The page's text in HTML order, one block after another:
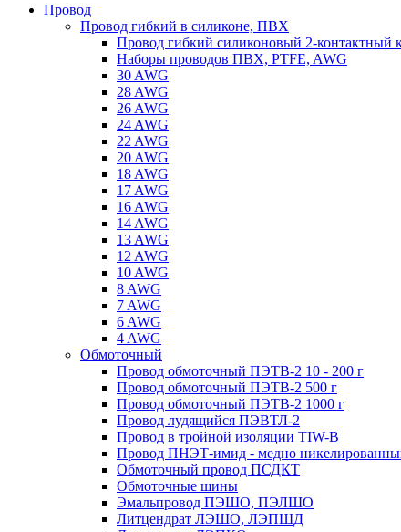
Провод
Провод гибкий в силиконе, ПВХ
Провод гибкий силиконовый 2-контактный
Наборы проводов ПВХ, PTFE, AWG
30 AWG
28 AWG
26 AWG
24 AWG
22 AWG
20 AWG
18 AWG
17 AWG
16 AWG
14 AWG
13 AWG
12 AWG
10 AWG
8 AWG
7 AWG
6 AWG
4 AWG
Обмоточный
Провод обмоточный ПЭТВ-2 10 - 200 г
Провод обмоточный ПЭТВ-2 500 г
Провод обмоточный ПЭТВ-2 1000 г
Провод лудящийся ПЭВТЛ-2
Провод в тройной изоляции TIW-B
Провод ПНЭТ-имид - медно
Обмоточный провод ПСДКТ
Обмоточные шины
Эмальпровод ПЭШО, ПЭЛШО
Литцендрат ЛЭШО, ЛЭПШД